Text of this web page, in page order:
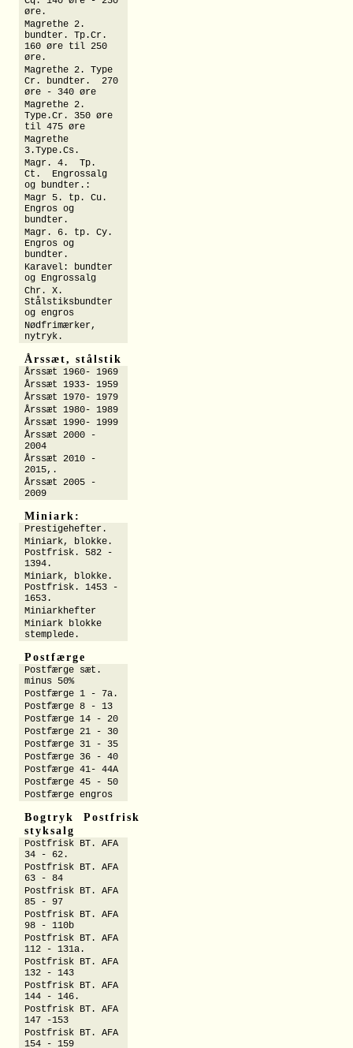
øre.
Magrethe 2.
bundter. Tp.Cr.
160 øre til 250
øre.
Magrethe 2. Type
Cr. bundter. 270
øre - 340 øre
Magrethe 2.
Type.Cr. 350 øre
til 475 øre
Magrethe
3.Type.Cs.
Magr. 4. Tp.
Ct. Engrossalg
og bundter.:
Magr 5. tp. Cu.
Engros og
bundter.
Magr. 6. tp. Cy.
Engros og
bundter.
Karavel: bundter
og Engrossalg
Chr. X.
Stålstiksbundter
og engros
Nødfrimærker,
nytryk.
Årssæt, stålstik
Årssæt 1960- 1969
Årssæt 1933- 1959
Årssæt 1970- 1979
Årssæt 1980- 1989
Årssæt 1990- 1999
Årssæt 2000 -
2004
Årssæt 2010 -
2015,.
Årssæt 2005 -
2009
Miniark:
Prestigehefter.
Miniark, blokke.
Postfrisk. 582 -
1394.
Miniark, blokke.
Postfrisk. 1453 -
1653.
Miniarkhefter
Miniark blokke
stemplede.
Postfærge
Postfærge sæt.
minus 50%
Postfærge 1 - 7a.
Postfærge 8 - 13
Postfærge 14 - 20
Postfærge 21 - 30
Postfærge 31 - 35
Postfærge 36 - 40
Postfærge 41- 44A
Postfærge 45 - 50
Postfærge engros
Bogtryk Postfrisk
styksalg
Postfrisk BT. AFA
34 - 62.
Postfrisk BT. AFA
63 - 84
Postfrisk BT. AFA
85 - 97
Postfrisk BT. AFA
98 - 110b
Postfrisk BT. AFA
112 - 131a.
Postfrisk BT. AFA
132 - 143
Postfrisk BT. AFA
144 - 146.
Postfrisk BT. AFA
147 -153
Postfrisk BT. AFA
154 - 159